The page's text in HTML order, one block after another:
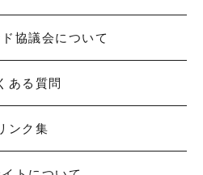
協議会について
ある質問
ンク集